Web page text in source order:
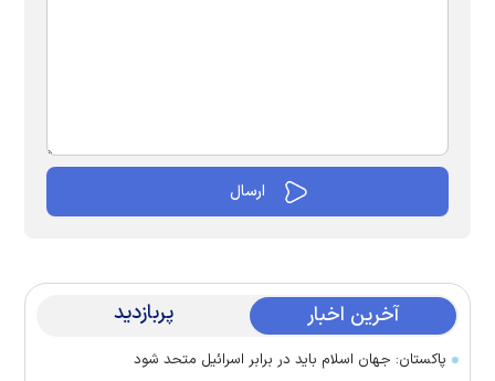
آخرین اخبار پربازدید
پاکستان: جهان اسلام باید در برابر اسرائیل متحد شود